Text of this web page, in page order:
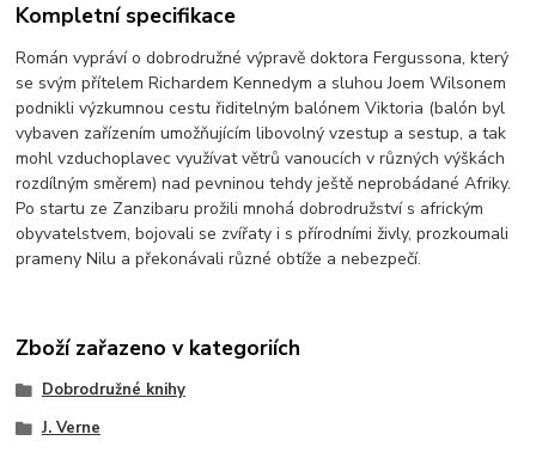
Kompletní specifikace
Román vypráví o dobrodružné výpravě doktora Fergussona, který
se svým přítelem Richardem Kennedym a sluhou Joem Wilsonem
podnikli výzkumnou cestu řiditelným balónem Viktoria (balón byl
vybaven zařízením umožňujícím libovolný vzestup a sestup, a tak
mohl vzduchoplavec využívat větrů vanoucích v různých výškách
rozdílným směrem) nad pevninou tehdy ještě neprobádané Afriky.
Po startu ze Zanzibaru prožili mnohá dobrodružství s africkým
obyvatelstvem, bojovali se zvířaty i s přírodními živly, prozkoumali
prameny Nilu a překonávali různé obtíže a nebezpečí.
Zboží zařazeno v kategoriích
Dobrodružné knihy
J. Verne